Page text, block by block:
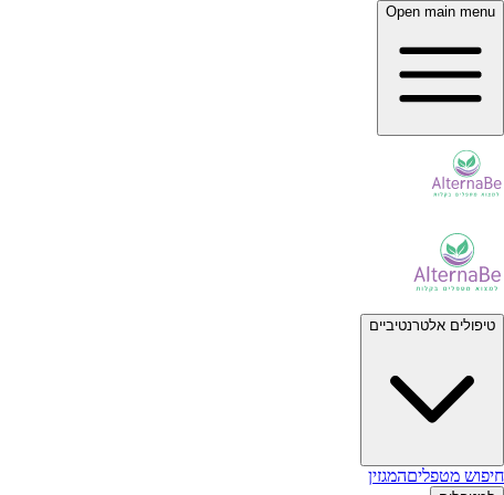
Open main menu
טיפולים אלטרנטיביים
חיפוש מטפליםהמגזין